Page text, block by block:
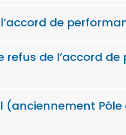
de
de l’accord
(anciennement